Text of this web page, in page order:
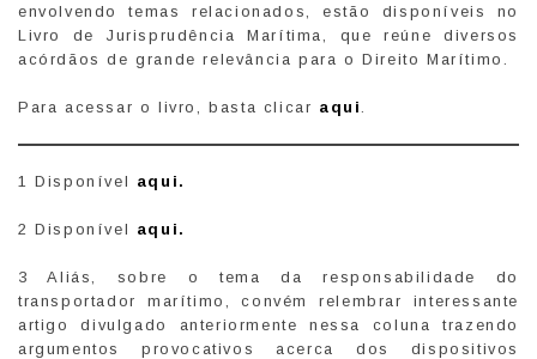
envolvendo temas relacionados, estão disponíveis no
Livro de Jurisprudência Marítima, que reúne diversos
acórdãos de grande relevância para o Direito Marítimo.
Para acessar o livro, basta clicar aqui
1 Disponível aqui.
2 Disponível aqui.
3 Aliás, sobre o tema da responsabilidade do
transportador marítimo, convém relembrar interessante
artigo divulgado anteriormente nessa coluna trazendo
argumentos provocativos acerca dos dispositivos